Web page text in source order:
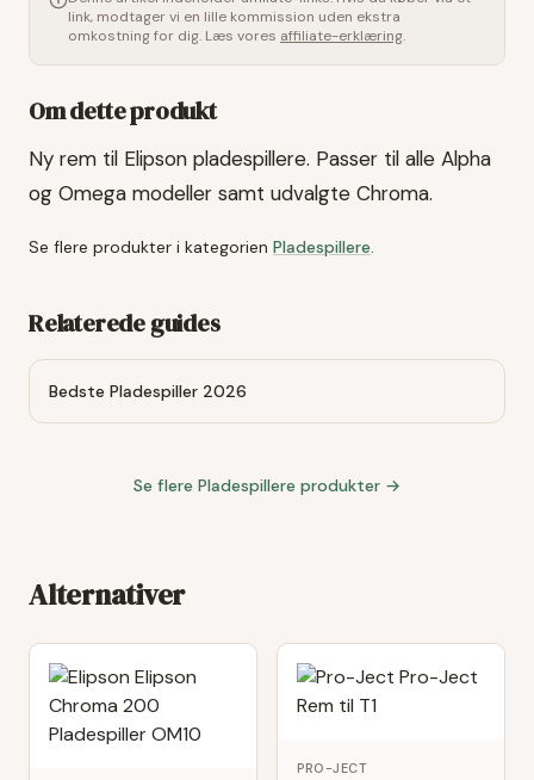
link, modtager vi en lille kommission uden ekstra
omkostning for dig. Læs vores affiliate-erklæring.
Om dette produkt
Ny rem til Elipson pladespillere. Passer til alle Alpha
og Omega modeller samt udvalgte Chroma.
Se flere produkter i kategorien Pladespillere.
Relaterede guides
Bedste Pladespiller 2026
Se flere Pladespillere produkter →
Alternativer
PRO-JECT